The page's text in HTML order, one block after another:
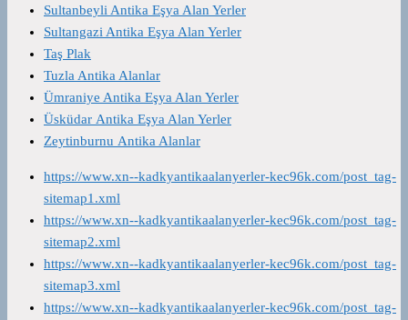
Sultanbeyli Antika Eşya Alan Yerler
Sultangazi Antika Eşya Alan Yerler
Taş Plak
Tuzla Antika Alanlar
Ümraniye Antika Eşya Alan Yerler
Üsküdar Antika Eşya Alan Yerler
Zeytinburnu Antika Alanlar
https://www.xn--kadkyantikaalanyerler-kec96k.com/post_tag-
sitemap1.xml
https://www.xn--kadkyantikaalanyerler-kec96k.com/post_tag-
sitemap2.xml
https://www.xn--kadkyantikaalanyerler-kec96k.com/post_tag-
sitemap3.xml
https://www.xn--kadkyantikaalanyerler-kec96k.com/post_tag-